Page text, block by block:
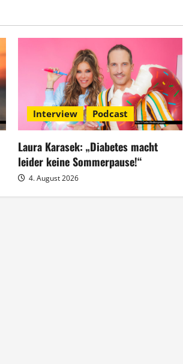
Interview Podcast
Laura Karasek: „Diabetes macht
leider keine Sommerpause!“
4. August 2026